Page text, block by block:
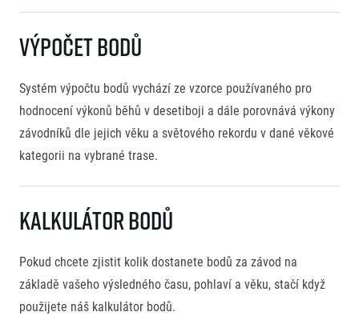
Mobilní aplikace RunCzech
Stáhněte si mobilní aplikaci RunCzech.
Historie
Oznámení fúze
Dárkové poukazy
Akreditace a vše k závodům
Tiskové zprávy
Poznámky pro editory
Magazíny
RunCzech
Kariéra
RunCzech Racing
Ekofilozofie
Vítejte v Running Mall
Kalendář
Individuální trénink
Firemní tréninky
Výpočet bodů
Systém výpočtu bodů vychází ze vzorce používaného pro
hodnocení výkonů běhů v desetiboji a dále porovnává výkony
závodníků dle jejich věku a světového rekordu v dané věkové
kategorii na vybrané trase.
Kalkulátor bodů
Pokud chcete zjistit kolik dostanete bodů za závod na
základě vašeho výsledného času, pohlaví a věku, stačí když
použijete náš kalkulátor bodů.